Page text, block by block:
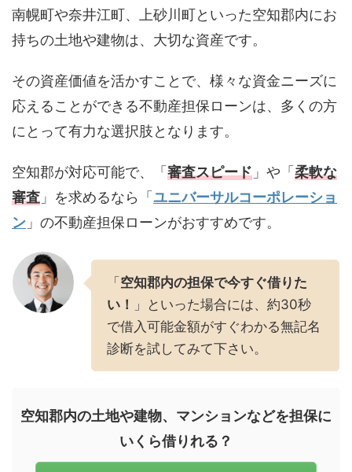
南幌町や奈井江町、上砂川町といった空知郡内にお
持ちの土地や建物は、大切な資産です。
その資産価値を活かすことで、様々な資金ニーズに
応えることができる不動産担保ローンは、多くの方
にとって有力な選択肢となります。
空知郡が対応可能で、「 審査スピード 」や「 柔軟な
審査 」を求めるなら「 ユニバーサルコーポレーショ
ン 」の不動産担保ローンがおすすめです。
「 空知郡内の担保で今すぐ借りた
い！
」といった場合には、約30秒
で借入可能金額がすぐわかる無記名
診断を試してみて下さい。
空知郡内の土地や建物、マンションなどを担保に
いくら借りれる？